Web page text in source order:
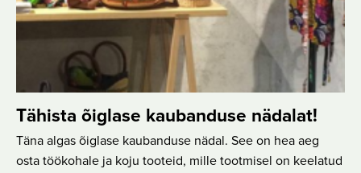
Tähista õiglase kaubanduse nädalat!
Täna algas õiglase kaubanduse nädal. See on hea aeg
osta töökohale ja koju tooteid, mille tootmisel on keelatud